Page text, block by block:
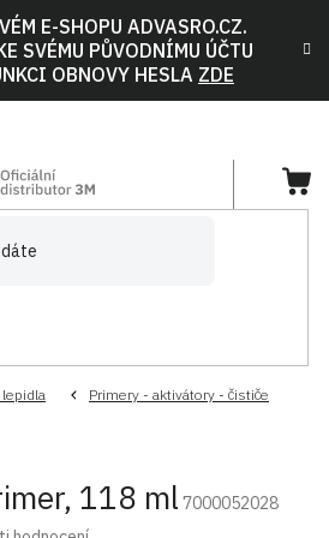
E-SHOPU ADVASRO.CZ.
SVÉMU PŮVODNÍMU ÚČTU
OBNOVY HESLA ZDE
lepidla
Primery - aktivátory - čističe
118 ml 7000052028